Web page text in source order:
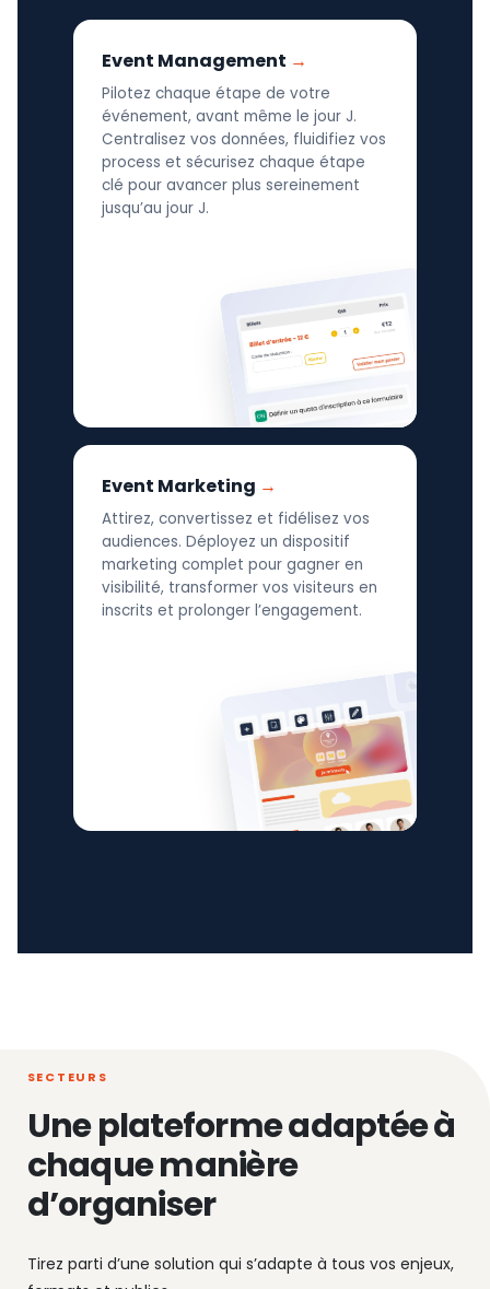
Event Management
Pilotez chaque étape de votre
événement, avant même le jour J.
Centralisez vos données, fluidifiez vos
process et sécurisez chaque étape
clé pour avancer plus sereinement
jusqu’au jour J.
Event Marketing
Attirez, convertissez et fidélisez vos
audiences. Déployez un dispositif
marketing complet pour gagner en
visibilité, transformer vos visiteurs en
inscrits et prolonger l’engagement.
SECTEURS
Une plateforme adaptée à
chaque manière
d’organiser
Tirez parti d’une solution qui s’adapte à tous vos enjeux,